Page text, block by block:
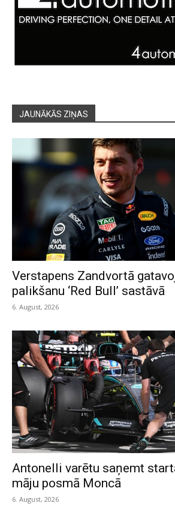
JAUNĀKĀS ZIŅAS
Verstapens Zandvortā
palikšanu ‘Red Bull’ sastāvā
6. August, 2026
Antonelli varētu saņemt
māju posmā Moncā
6. August, 2026